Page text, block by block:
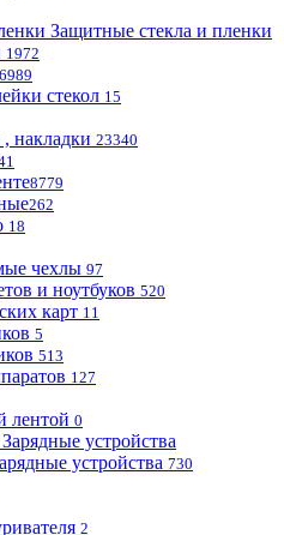
Защитные стекла и пленки
1972
6989
стекол 15
накладки 23340
8779
262
18
чехлы 97
и ноутбуков 520
карт 11
5
513
127
лентой 0
Зарядные устройства
устройства 730
2